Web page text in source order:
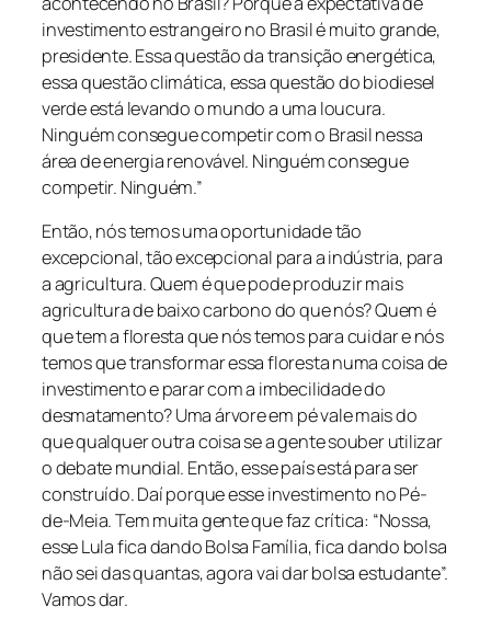
investimento estrangeiro no Brasil é muito grande,
presidente. Essa questão da transição energética,
essa questão climática, essa questão do biodiesel
verde está levando o mundo a uma loucura.
Ninguém consegue competir com o Brasil nessa
área de energia renovável. Ninguém consegue
competir. Ninguém.”
Então, nós temos uma oportunidade tão
excepcional, tão excepcional para a indústria, para
a agricultura. Quem é que pode produzir mais
agricultura de baixo carbono do que nós? Quem é
que tem a floresta que nós temos para cuidar e nós
temos que transformar essa floresta numa coisa de
investimento e parar com a imbecilidade do
desmatamento? Uma árvore em pé vale mais do
que qualquer outra coisa se a gente souber utilizar
o debate mundial. Então, esse país está para ser
construído. Daí porque esse investimento no Pé-
de-Meia. Tem muita gente que faz crítica: “Nossa,
esse Lula fica dando Bolsa Família, fica dando bolsa
não sei das quantas, agora vai dar bolsa estudante”.
Vamos dar.